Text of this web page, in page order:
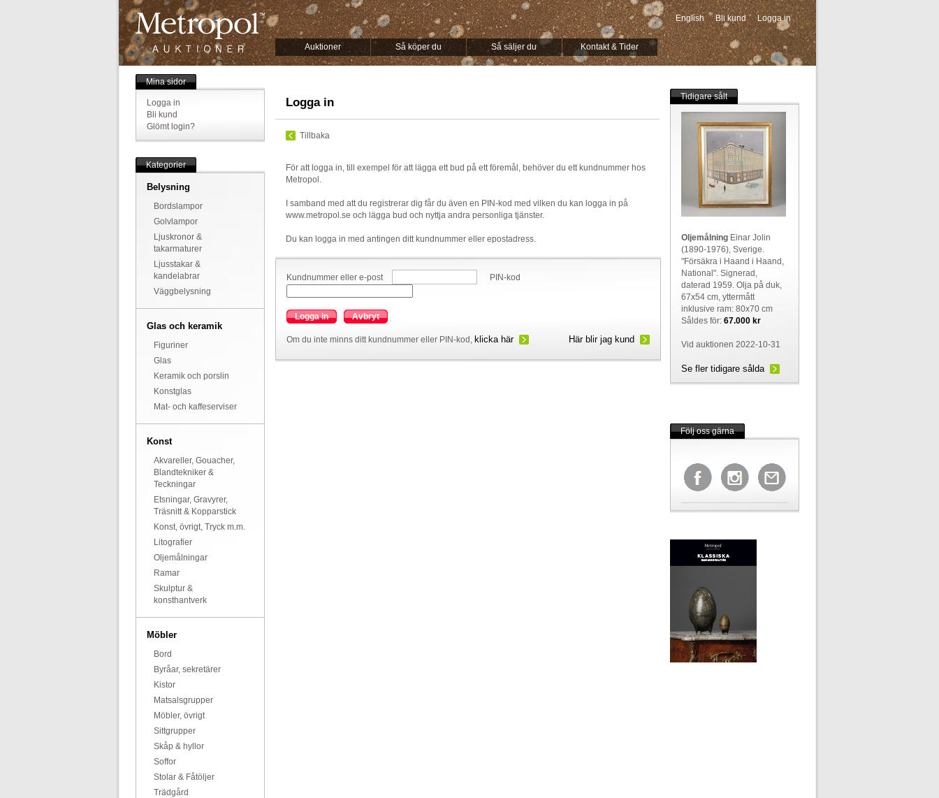
Auktioner Så köper du Så säljer du Kontakt & Tider
English Bli kund Logga in
-->
Mina sidor
Logga in
Bli kund
Glömt login?
Kategorier
Belysning
Bordslampor
Golvlampor
Ljuskronor &
takarmaturer
Ljusstakar &
kandelabrar
Väggbelysning
Glas och keramik
Figuriner
Glas
Keramik och porslin
Konstglas
Mat- och kaffeserviser
Konst
Akvareller, Gouacher,
Blandtekniker &
Teckningar
Etsningar, Gravyrer,
Träsnitt & Kopparstick
Konst, övrigt, Tryck m.m.
Litografier
Oljemålningar
Ramar
Skulptur &
konsthantverk
Möbler
Bord
Byråar, sekretärer
Kistor
Matsalsgrupper
Möbler, övrigt
Sittgrupper
Skåp & hyllor
Soffor
Stolar & Fåtöljer
Trädgård
Logga in
Tillbaka
För att logga in, till exempel för att lägga ett bud på ett föremål, behöver du ett kundnummer hos
Metropol.
I samband med att du registrerar dig får du även en PIN-kod med vilken du kan logga in på
www.metropol.se och lägga bud och nyttja andra personliga tjänster.
Du kan logga in med antingen ditt kundnummer eller epostadress.
Kundnummer eller e-post PIN-kod
Logga in Avbryt
Om du inte minns ditt kundnummer eller PIN-kod, klicka här Här blir jag kund
Tidigare sålt
OljemålningEinar Jolin
(1890-1976), Sverige.
"Försäkra i Haand i Haand,
National". Signerad,
daterad 1959. Olja på duk,
67x54 cm, yttermått
inklusive ram: 80x70 cm
Såldes för: 67.000 kr
Vid auktionen 2022-10-31
Se fler tidigare sålda
Följ oss gärna